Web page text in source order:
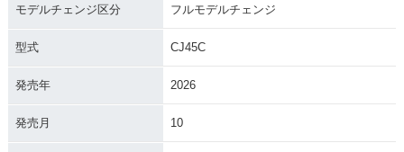
モデルチェンジ区分 フルモデルチェンジ
型式 CJ45C
発売年 2026
発売月 10